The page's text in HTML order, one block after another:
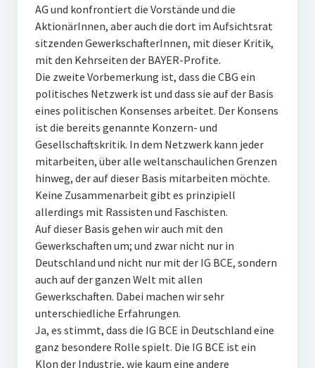
AG und konfrontiert die Vorstände und die
AktionärInnen, aber auch die dort im Aufsichtsrat
sitzenden GewerkschafterInnen, mit dieser Kritik,
mit den Kehrseiten der BAYER-Profite.
Die zweite Vorbemerkung ist, dass die CBG ein
politisches Netzwerk ist und dass sie auf der Basis
eines politischen Konsenses arbeitet. Der Konsens
ist die bereits genannte Konzern- und
Gesellschaftskritik. In dem Netzwerk kann jeder
mitarbeiten, über alle weltanschaulichen Grenzen
hinweg, der auf dieser Basis mitarbeiten möchte.
Keine Zusammenarbeit gibt es prinzipiell
allerdings mit Rassisten und Faschisten.
Auf dieser Basis gehen wir auch mit den
Gewerkschaften um; und zwar nicht nur in
Deutschland und nicht nur mit der IG BCE, sondern
auch auf der ganzen Welt mit allen
Gewerkschaften. Dabei machen wir sehr
unterschiedliche Erfahrungen.
Ja, es stimmt, dass die IG BCE in Deutschland eine
ganz besondere Rolle spielt. Die IG BCE ist ein
Klon der Industrie, wie kaum eine andere